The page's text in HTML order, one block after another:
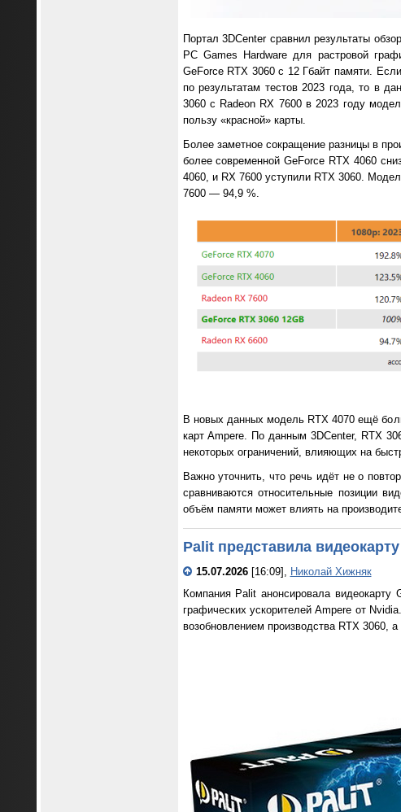
Портал 3DCenter сравнил результаты
PC Games Hardware для растровой
GeForce RTX 3060 с 12 Гбайт памяти.
по результатам тестов 2023 года, то в
3060 с Radeon RX 7600 в 2023 году
пользу «красной» карты.
Более заметное сокращение разницы в
более современной GeForce RTX 4060
4060, и RX 7600 уступили RTX 3060.
7600 — 94,9 %.
В новых данных модель RTX 4070 ещё
карт Ampere. По данным 3DCenter, RTX
некоторых ограничений, влияющих на
Важно уточнить, что речь идёт не о
сравниваются относительные позиции
объём памяти может влиять на
Palit представила
15.07.2026[16:09], Николай Хижняк
Компания Palit анонсировала
графических ускорителей Ampere от
возобновлением производства RTX